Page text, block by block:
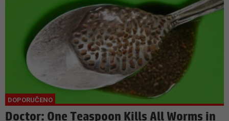
Doctor: One Teaspoon Kills All Worms in